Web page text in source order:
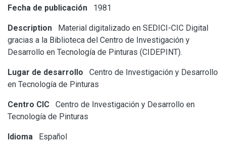
Fecha de publicación 1981
Description
Material digitalizado en SEDICI-CIC Digital
gracias a la Biblioteca del Centro de Investigación y
Desarrollo en Tecnología de Pinturas (CIDEPINT).
Lugar de desarrollo
Centro de Investigación y Desarrollo
en Tecnología de Pinturas
Centro CIC
Centro de Investigación y Desarrollo en
Tecnología de Pinturas
Idioma Español